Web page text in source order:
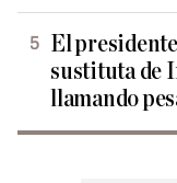
El
sustituta de
llamando